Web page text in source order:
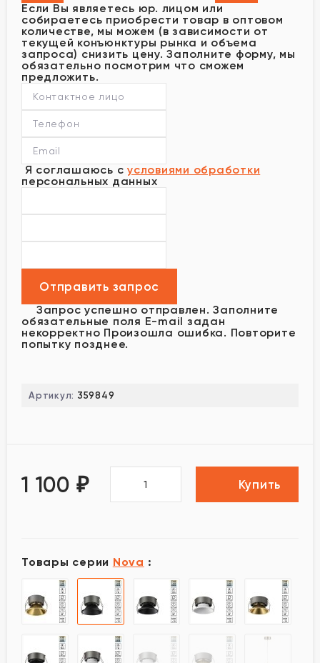
Если Вы являетесь юр. лицом или
собираетесь приобрести товар в оптовом
количестве, мы можем (в зависимости от
текущей конъюнктуры рынка и объема
запроса) снизить цену. Заполните форму, мы
обязательно посмотрим что сможем
предложить.
Я соглашаюсь с условиями обработки
персональных данных
Запрос успешно отправлен. Заполните
обязательные поля E-mail задан
некорректно Произошла ошибка. Повторите
попытку позднее.
Артикул: 359849
1 100 ₽ Купить
Товары серии Nova :